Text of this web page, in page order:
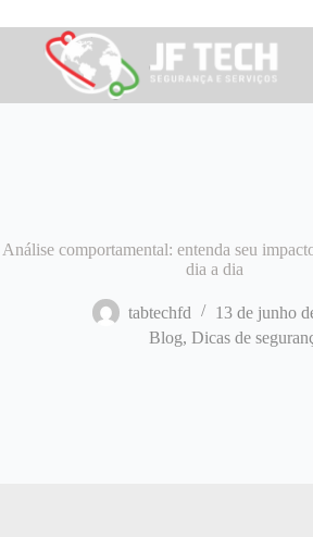
para
conteúdo
Análise comportamental: entenda seu
dia a dia
tabtechfd
13 de junho
Blog, Dicas de